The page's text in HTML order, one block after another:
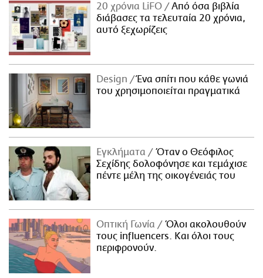
20 χρόνια LiFO
Από όσα βιβλία
διάβασες τα τελευταία 20 χρόνια,
αυτό ξεχωρίζεις
Design
Ένα σπίτι που κάθε γωνιά
του χρησιμοποιείται πραγματικά
Εγκλήματα
Όταν ο Θεόφιλος
Σεχίδης δολοφόνησε και τεμάχισε
πέντε μέλη της οικογένειάς του
Οπτική Γωνία
Όλοι ακολουθούν
τους influencers. Και όλοι τους
περιφρονούν.